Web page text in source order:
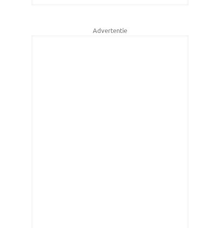
Advertentie